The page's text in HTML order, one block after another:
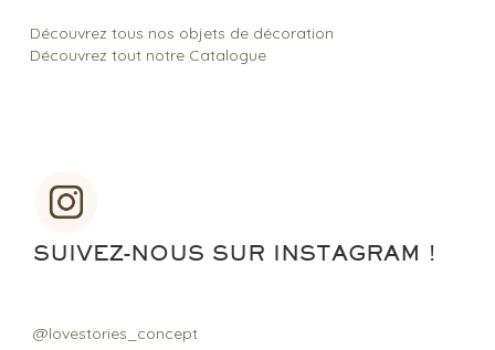
Découvrez tous nos objets de décoration
Découvrez tout notre Catalogue
SUIVEZ-NOUS SUR INSTAGRAM !
@lovestories_concept